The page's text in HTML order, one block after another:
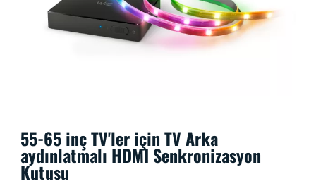
55-65 inç TV'ler için TV Arka
aydınlatmalı HDMI Senkronizasyon
Kutusu